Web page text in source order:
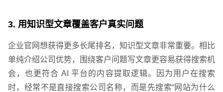
3. 用知识型文章覆盖客户真实问题
企业官网想获得更多长尾排名，知识型文章非常重要。相比
单纯介绍公司优势，围绕客户问题写文章更容易获得搜索机
会，也更符合 AI 平台的内容提取逻辑。因为用户在搜索
时，经常不是直接搜索公司名称，而是先搜索“网站为什么